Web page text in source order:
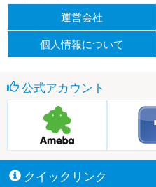
運営会社
個人情報について
公式アカウント
クイックリンク